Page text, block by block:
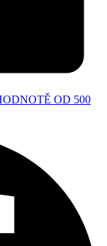
OD 500